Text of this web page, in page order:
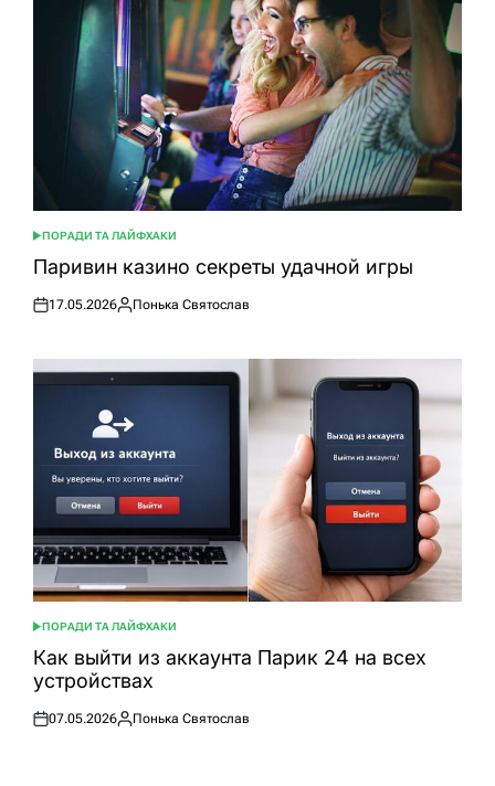
ОПУБЛІКУВАТИ
У
ПОРАДИ ТА ЛАЙФХАКИ
Паривин казино секреты удачной игры
Оприлюднено
17.05.2026
Опубліковано
Понька Святослав
ОПУБЛІКУВАТИ
У
ПОРАДИ ТА ЛАЙФХАКИ
Как выйти из аккаунта Парик 24 на всех
устройствах
Оприлюднено
07.05.2026
Опубліковано
Понька Святослав